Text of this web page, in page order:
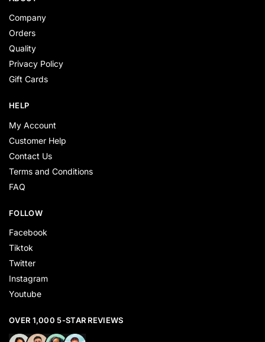
Company
Orders
Quality
Privacy Policy
Gift Cards
HELP
My Account
Customer Help
Contact Us
Terms and Conditions
FAQ
FOLLOW
Facebook
Tiktok
Twitter
Instagram
Youtube
OVER 1,000 5-STAR REVIEWS